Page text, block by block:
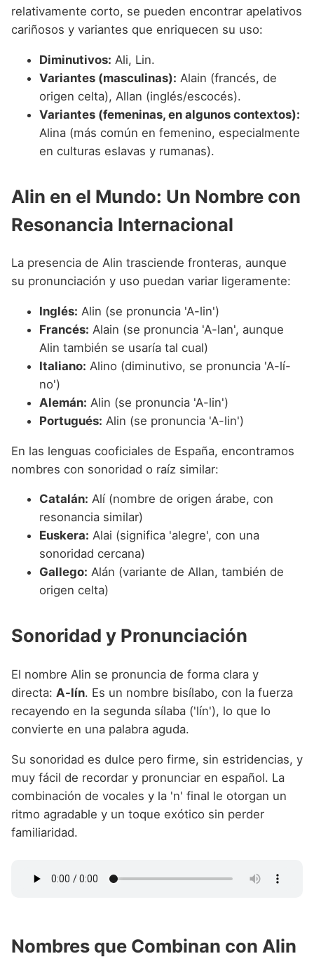
relativamente corto, se pueden encontrar apelativos
cariñosos y variantes que enriquecen su uso:
Diminutivos: Ali, Lin.
Variantes (masculinas): Alain (francés, de
origen celta), Allan (inglés/escocés).
Variantes (femeninas, en algunos contextos):
Alina (más común en femenino, especialmente
en culturas eslavas y rumanas).
Alin en el Mundo: Un Nombre con
Resonancia Internacional
La presencia de Alin trasciende fronteras, aunque
su pronunciación y uso puedan variar ligeramente:
Inglés: Alin (se pronuncia 'A-lin')
Francés: Alain (se pronuncia 'A-lan', aunque
Alin también se usaría tal cual)
Italiano: Alino (diminutivo, se pronuncia 'A-lí-
no')
Alemán: Alin (se pronuncia 'A-lin')
Portugués: Alin (se pronuncia 'A-lin')
En las lenguas cooficiales de España, encontramos
nombres con sonoridad o raíz similar:
Catalán: Alí (nombre de origen árabe, con
resonancia similar)
Euskera: Alai (significa 'alegre', con una
sonoridad cercana)
Gallego: Alán (variante de Allan, también de
origen celta)
Sonoridad y Pronunciación
El nombre Alin se pronuncia de forma clara y
directa: A-lín. Es un nombre bisílabo, con la fuerza
recayendo en la segunda sílaba ('lín'), lo que lo
convierte en una palabra aguda.
Su sonoridad es dulce pero firme, sin estridencias, y
muy fácil de recordar y pronunciar en español. La
combinación de vocales y la 'n' final le otorgan un
ritmo agradable y un toque exótico sin perder
familiaridad.
Nombres que Combinan con Alin